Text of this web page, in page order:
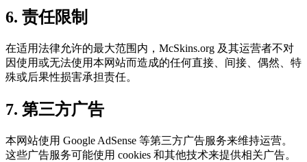
6. 责任限制
在适用法律允许的最大范围内，McSkins.org 及其运营者不对
因使用或无法使用本网站而造成的任何直接、间接、偶然、特
殊或后果性损害承担责任。
7. 第三方广告
本网站使用 Google AdSense 等第三方广告服务来维持运营。
这些广告服务可能使用 cookies 和其他技术来提供相关广告。